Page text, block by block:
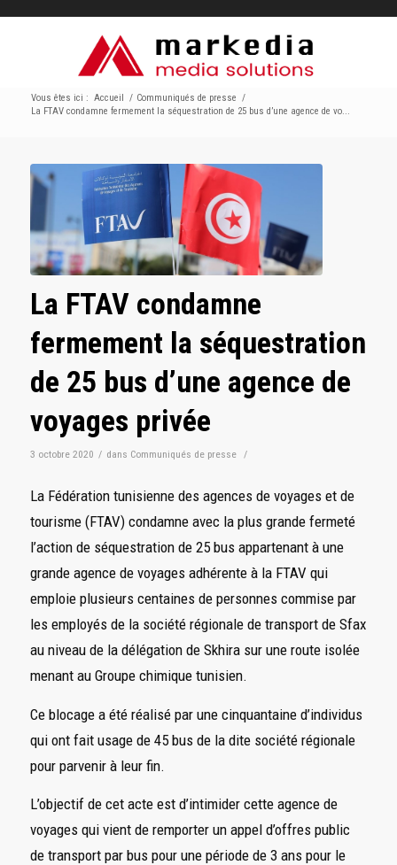
Vous êtes ici : Accueil / Communiqués de presse /
La FTAV condamne fermement la séquestration de 25 bus d’une agence de vo...
La FTAV condamne
fermement la séquestration
de 25 bus d’une agence de
voyages privée
3 octobre 2020 / dans Communiqués de presse /
La Fédération tunisienne des agences de voyages et de
tourisme (FTAV) condamne avec la plus grande fermeté
l’action de séquestration de 25 bus appartenant à une
grande agence de voyages adhérente à la FTAV qui
emploie plusieurs centaines de personnes commise par
les employés de la société régionale de transport de Sfax
au niveau de la délégation de Skhira sur une route isolée
menant au Groupe chimique tunisien.
Ce blocage a été réalisé par une cinquantaine d’individus
qui ont fait usage de 45 bus de la dite société régionale
pour parvenir à leur fin.
L’objectif de cet acte est d’intimider cette agence de
voyages qui vient de remporter un appel d’offres public
de transport par bus pour une période de 3 ans pour le